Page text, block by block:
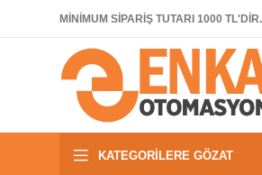
MİNİMUM SİPARİŞ TUTARI 1000
KATEGORILERE GÖZAT